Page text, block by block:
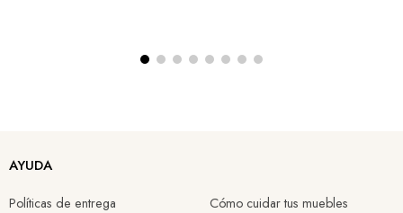
AYUDA
Políticas de entrega
Cómo cuidar tus muebles